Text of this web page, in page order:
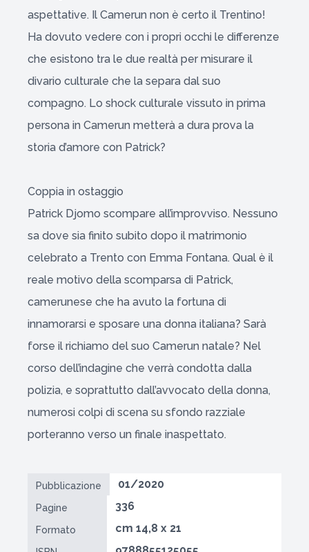
aspettative. Il Camerun non è certo il Trentino!
Ha dovuto vedere con i propri occhi le differenze
che esistono tra le due realtà per misurare il
divario culturale che la separa dal suo
compagno. Lo shock culturale vissuto in prima
persona in Camerun metterà a dura prova la
storia d’amore con Patrick?
Coppia in ostaggio
Patrick Djomo scompare all’improvviso. Nessuno
sa dove sia finito subito dopo il matrimonio
celebrato a Trento con Emma Fontana. Qual è il
reale motivo della scomparsa di Patrick,
camerunese che ha avuto la fortuna di
innamorarsi e sposare una donna italiana? Sarà
forse il richiamo del suo Camerun natale? Nel
corso dell’indagine che verrà condotta dalla
polizia, e soprattutto dall’avvocato della donna,
numerosi colpi di scena su sfondo razziale
porteranno verso un finale inaspettato.
Pubblicazione 01/2020
Pagine 336
Formato cm 14,8 x 21